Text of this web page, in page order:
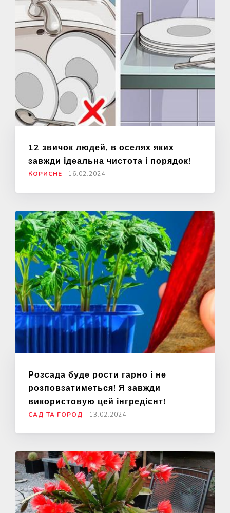
12 звичок людей, в оселях яких
завжди ідеальна чистота і порядок!
КОРИСНЕ | 16.02.2024
Розсада буде рости гарно і не
розповзатиметься! Я завжди
використовую цей інгредієнт!
САД ТА ГОРОД | 13.02.2024